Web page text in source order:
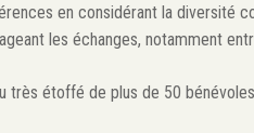
en considérant la diversité
les échanges, notamment
très étoffé de plus de 50